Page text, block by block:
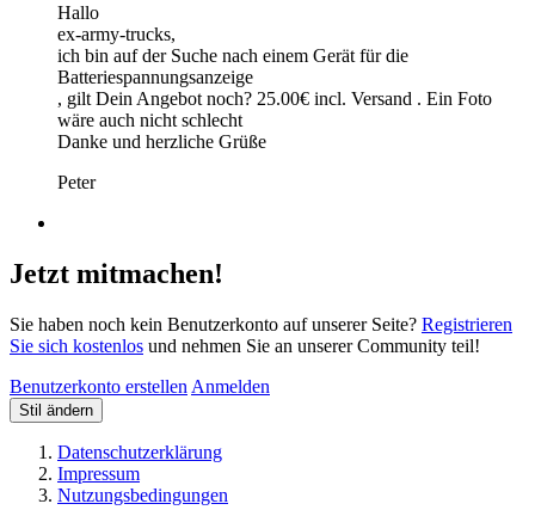
Hallo
ex-army-trucks,
ich bin auf der Suche nach einem Gerät für die
Batteriespannungsanzeige
, gilt Dein Angebot noch? 25.00€ incl. Versand . Ein Foto
wäre auch nicht schlecht
Danke und herzliche Grüße
Peter
Jetzt mitmachen!
Sie haben noch kein Benutzerkonto auf unserer Seite? Registrieren
Sie sich kostenlos und nehmen Sie an unserer Community teil!
Benutzerkonto erstellen Anmelden
Stil ändern
Datenschutzerklärung
Impressum
Nutzungsbedingungen